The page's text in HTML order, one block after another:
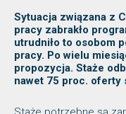
Sytuacja związana z
pracy zabrakło
utrudniło to osobom
pracy. Po wielu
propozycja. Staże
nawet 75 proc. oferty